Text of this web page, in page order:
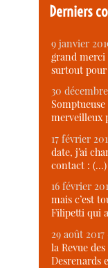
Derniers
9 janvier
grand
surtout
30
merveilleux
17 février
date, j’ai
contact : (…)
16 février
mais c’est
Filipetti qui
29 août
la Revue
Desrenards